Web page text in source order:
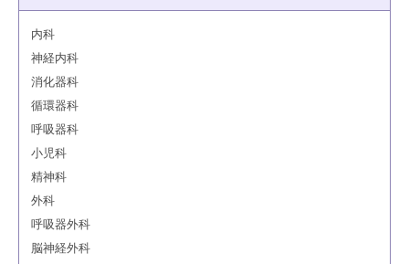
内科
神経内科
消化器科
循環器科
呼吸器科
小児科
精神科
外科
呼吸器外科
脳神経外科